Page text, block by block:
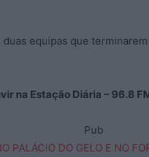
duas equipas que
na Estação Diária – 96.8
Pub